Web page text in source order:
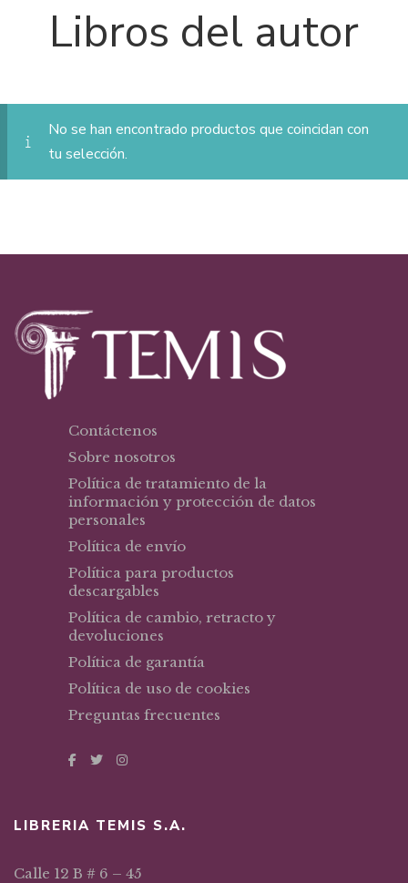
Libros del autor
No se han encontrado productos que coincidan con
tu selección.
Contáctenos
Sobre nosotros
Política de tratamiento de la
información y protección de datos
personales
Política de envío
Política para productos
descargables
Política de cambio, retracto y
devoluciones
Política de garantía
Política de uso de cookies
Preguntas frecuentes
LIBRERIA TEMIS S.A.
Calle 12 B # 6 – 45